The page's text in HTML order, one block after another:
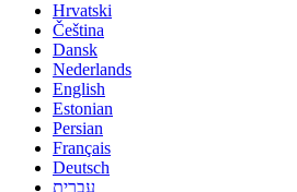
Hrvatski
Čeština
Dansk
Nederlands
English
Estonian
Persian
Français
Deutsch
עברית